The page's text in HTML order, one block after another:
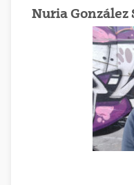
Nuria González